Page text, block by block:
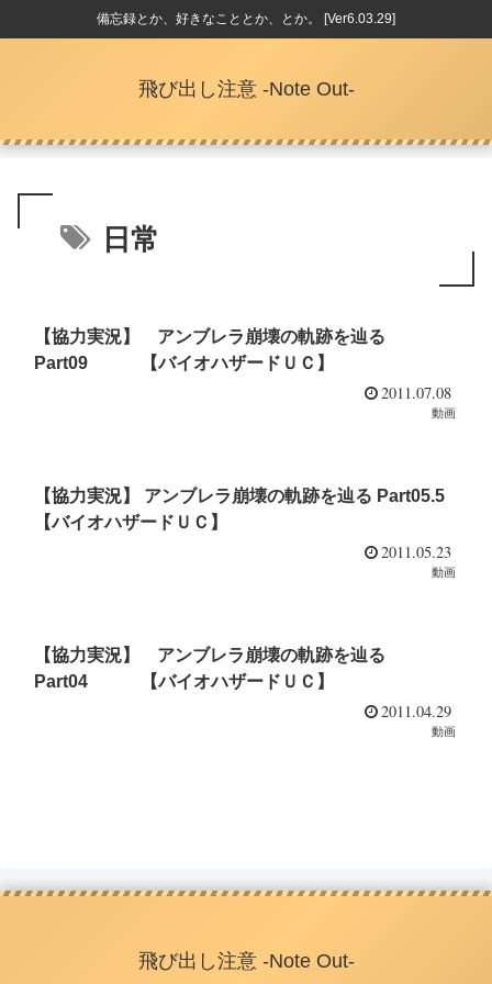
備忘録とか、好きなこととか、とか。 [Ver6.03.29]
飛び出し注意 -Note Out-
日常
【協力実況】 アンブレラ崩壊の軌跡を辿る
Part09 【バイオハザードＵＣ】
2011.07.08
動画
【協力実況】 アンブレラ崩壊の軌跡を辿る Part05.5
【バイオハザードＵＣ】
2011.05.23
動画
【協力実況】 アンブレラ崩壊の軌跡を辿る
Part04 【バイオハザードＵＣ】
2011.04.29
動画
飛び出し注意 -Note Out-